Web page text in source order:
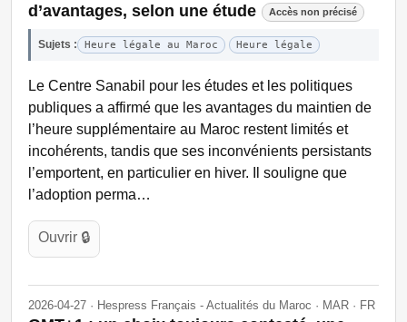
d’avantages, selon une étude
Accès non précisé
Sujets : Heure légale au Maroc Heure légale
Le Centre Sanabil pour les études et les politiques
publiques a affirmé que les avantages du maintien de
l’heure supplémentaire au Maroc restent limités et
incohérents, tandis que ses inconvénients persistants
l’emportent, en particulier en hiver. Il souligne que
l’adoption perma…
Ouvrir 🔒
2026-04-27 · Hespress Français - Actualités du Maroc · MAR · FR